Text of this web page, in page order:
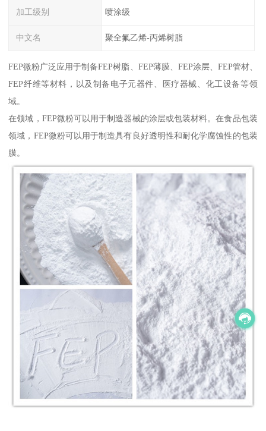
加工级别 喷涂级
中文名 聚全氟乙烯-丙烯树脂
FEP微粉广泛应用于制备FEP树脂、FEP薄膜、FEP涂层、FEP管材、
FEP纤维等材料，以及制备电子元器件、医疗器械、化工设备等领
域。
在领域，FEP微粉可以用于制造器械的涂层或包装材料。在食品包装
领域，FEP微粉可以用于制造具有良好透明性和耐化学腐蚀性的包装
膜。